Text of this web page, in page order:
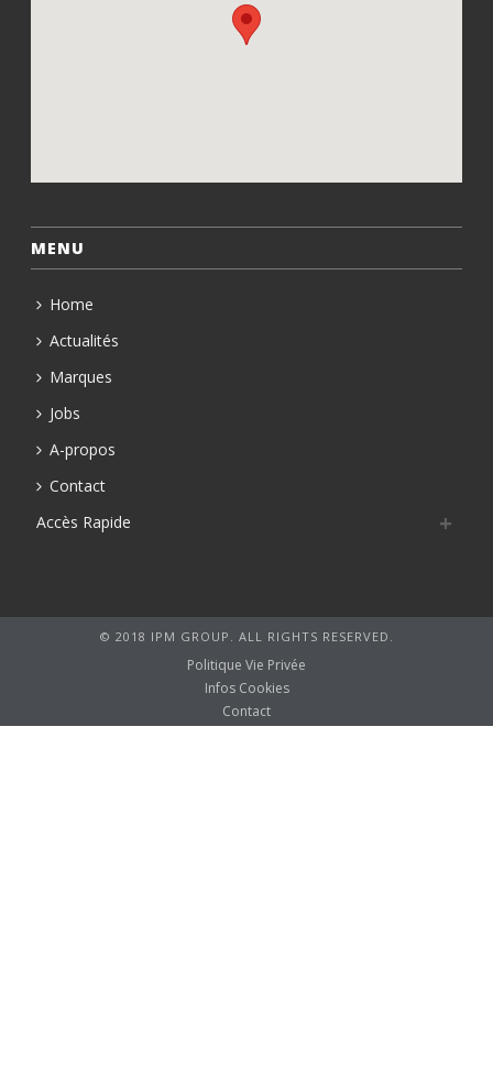
MENU
Home
Actualités
Marques
Jobs
A-propos
Contact
Accès Rapide
© 2018 IPM GROUP. ALL RIGHTS RESERVED.
Politique Vie Privée
Infos Cookies
Contact